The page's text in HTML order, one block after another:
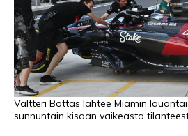
Valtteri Bottas lähtee Miamin
sunnuntain kisaan vaikeasta
PODCASTIT
JALKAPALLO
EM2021
Huuhkajat
Valioliiga
Muut sarjat
JÄÄKIEKKO
PESÄPALLO